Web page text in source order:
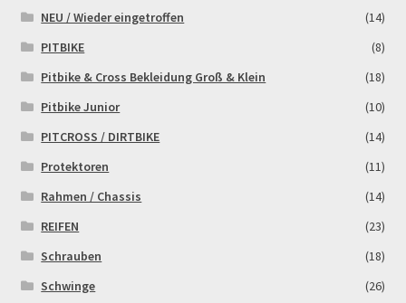
NEU / Wieder eingetroffen
(14)
PITBIKE
(8)
Pitbike & Cross Bekleidung Groß & Klein
(18)
Pitbike Junior
(10)
PITCROSS / DIRTBIKE
(14)
Protektoren
(11)
Rahmen / Chassis
(14)
REIFEN
(23)
Schrauben
(18)
Schwinge
(26)